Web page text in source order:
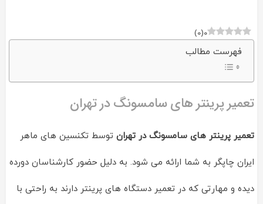
0
(
0
)
فهرست مطالب
تعمیر پرینتر های سامسونگ در تهران
تعمیر پرینتر های سامسونگ در تهران توسط تکنسین های ماهر
ایران چاپگر به شما ارائه می شود. به دلیل حضور کارشناسان دورده
دیده و مهارتی که در تعمیر دستگاه های پرینتر دارند به راحتی با